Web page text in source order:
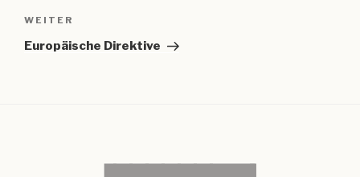
Nächster
Beitrag
WEITER
Europäische Direktive